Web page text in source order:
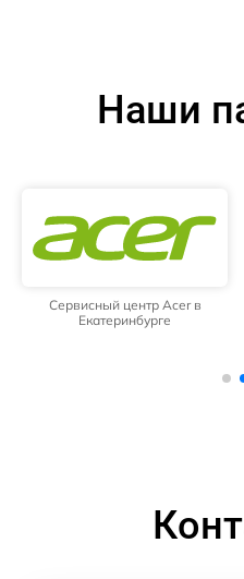
Наши
Сервисный центр Acer в
Екатеринбурге